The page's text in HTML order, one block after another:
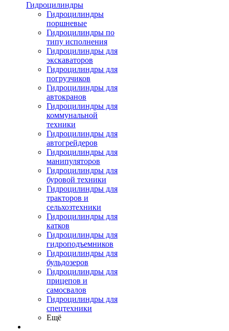
Гидроцилиндры
Гидроцилиндры
поршневые
Гидроцилиндры по
типу исполнения
Гидроцилиндры для
экскаваторов
Гидроцилиндры для
погрузчиков
Гидроцилиндры для
автокранов
Гидроцилиндры для
коммунальной
техники
Гидроцилиндры для
автогрейдеров
Гидроцилиндры для
манипуляторов
Гидроцилиндры для
буровой техники
Гидроцилиндры для
тракторов и
сельхозтехники
Гидроцилиндры для
катков
Гидроцилиндры для
гидроподъемников
Гидроцилиндры для
бульдозеров
Гидроцилиндры для
прицепов и
самосвалов
Гидроцилиндры для
спецтехники
Ещё